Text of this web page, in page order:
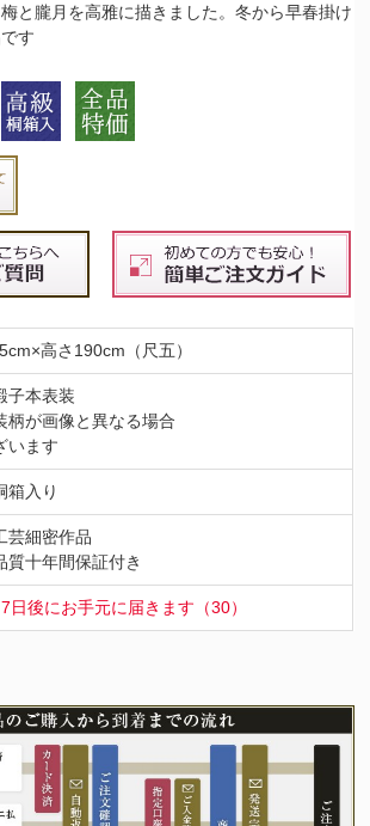
と朧月を高雅に描きました。冬から早春掛け
す
高さ190cm（尺五）
子本表装
柄が画像と異なる場合
います
箱入り
芸細密作品
質十年間保証付き
日後にお手元に届きます（30）